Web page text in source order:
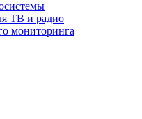
ТВ и радио
мониторинга